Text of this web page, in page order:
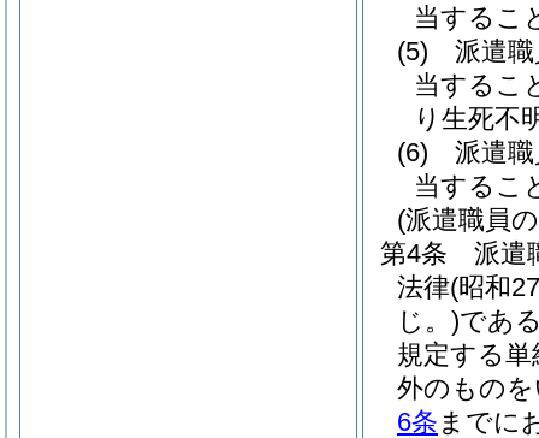
当するこ
(5)
派遣
当するこ
り生死不
(6)
派遣
当するこ
(派遣職員
第4条
派遣
法律(昭和
じ。)であ
規定する
外のもの
6条 までに